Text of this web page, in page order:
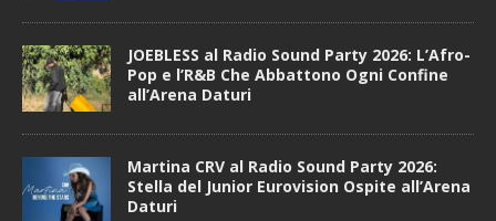
JOEBLESS al Radio Sound Party 2026: L’Afro-
Pop e l’R&B Che Abbattono Ogni Confine
all’Arena Daturi
Martina CRV al Radio Sound Party 2026:
Stella del Junior Eurovision Ospite all’Arena
Daturi